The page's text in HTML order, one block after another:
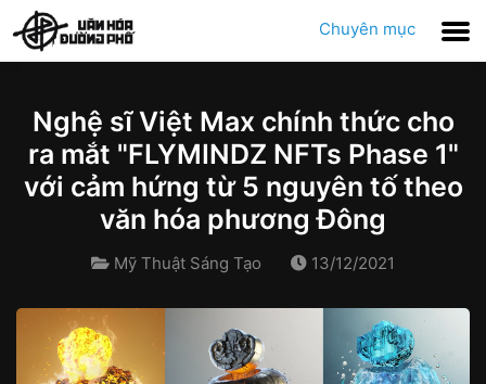
Chuyên mục
Nghệ sĩ Việt Max chính thức cho
ra mắt "FLYMINDZ NFTs Phase 1"
với cảm hứng từ 5 nguyên tố theo
văn hóa phương Đông
Mỹ Thuật Sáng Tạo 13/12/2021